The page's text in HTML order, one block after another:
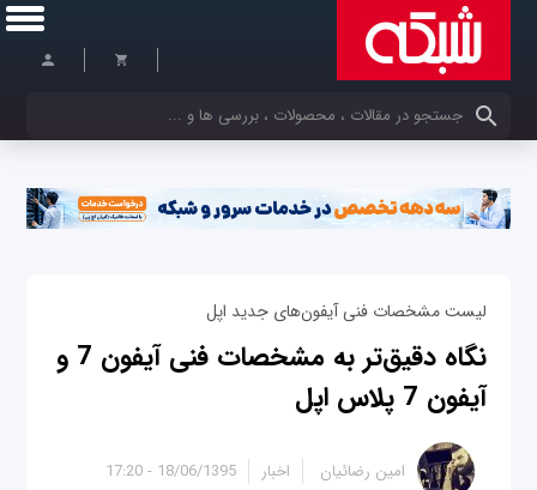
کلمات کلیدی خود را وارد کنید
لیست مشخصات فنی آیفون‌های جدید اپل
نگاه دقیق‌تر به مشخصات فنی آیفون 7 و
آیفون 7 پلاس اپل
18/06/1395 - 17:20 امین رضائیان اخبار